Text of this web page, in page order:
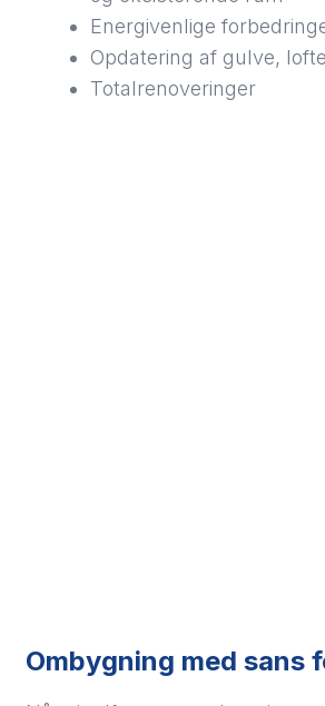
Energivenlige
Opdatering af gulve,
Totalrenoveringer
Ombygning med sans